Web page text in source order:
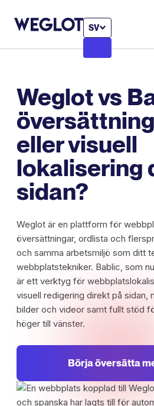
SV
Weglot vs
eller visuell
lokalisering
sidan?
Weglot är en plattform för
översättningar, ordlista och
och samma arbetsmiljö som ditt
webbplatstekniker. Bablic, som
är ett verktyg för
visuell redigering direkt på sidan,
bilder och videor samt fullt stöd
höger till vänster.
Börja översätta